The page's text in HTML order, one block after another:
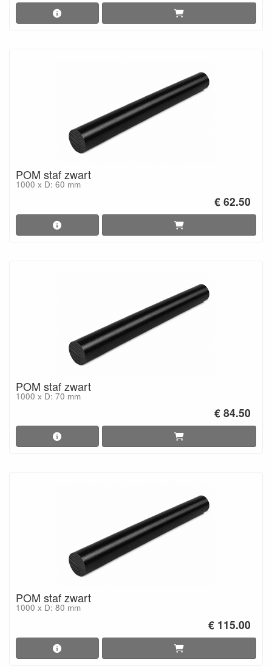
POM staf zwart
1000 x D: 60 mm
€ 62.50
POM staf zwart
1000 x D: 70 mm
€ 84.50
POM staf zwart
1000 x D: 80 mm
€ 115.00